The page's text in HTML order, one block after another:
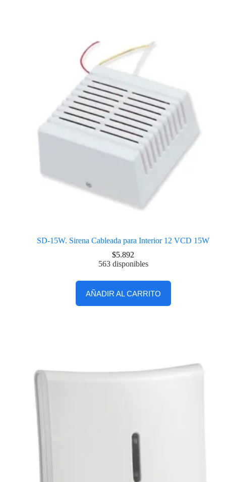
SD-15W. Sirena Cableada para Interior 12 VCD 15W
$5.892
563 disponibles
AÑADIR AL CARRITO